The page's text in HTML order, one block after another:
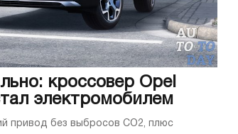
кроссовер Opel
электромобилем
привод без выбросов СО2, плюс